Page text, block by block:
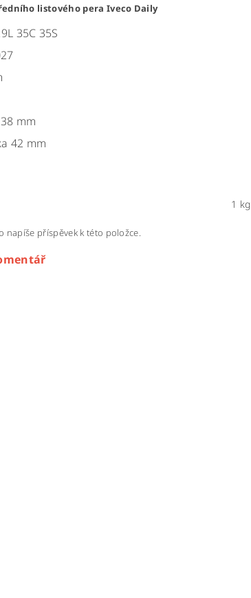
listového pera Iveco Daily
35C 35S
mm
42 mm
1 kg
napíše příspěvek k této položce.